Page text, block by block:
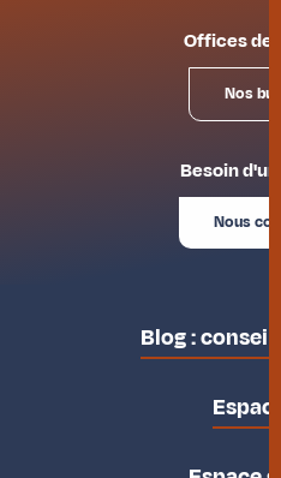
Offices de
Nos
Besoin d'un
Nous
Blog :